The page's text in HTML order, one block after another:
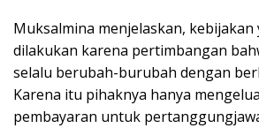
Muksalmina menjelaskan,
dilakukan karena pertimbangan
selalu berubah-burubah dengan
Karena itu pihaknya hanya
pembayaran untuk